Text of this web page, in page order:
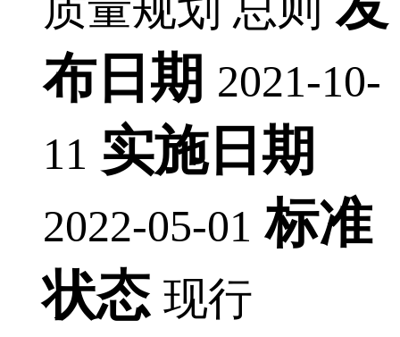
布日期 2021-10-
11 实施日期
2022-05-01 标准
状态 现行